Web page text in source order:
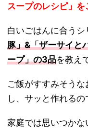
スープのレシピ」を
白いごはんに合う
豚」&「ザーサイと
ープ」の3品を教え
ご飯がすすみそう
し、サッと作れるの
家庭では思いつか